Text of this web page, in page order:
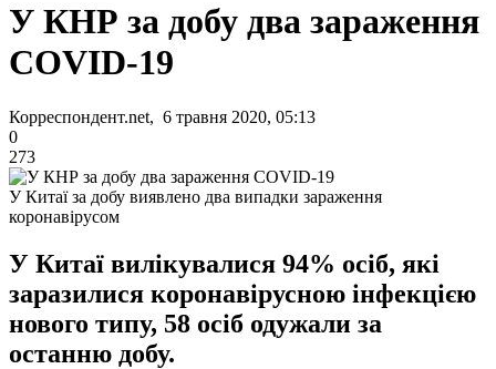
У КНР за добу два зараження
COVID-19
Корреспондент.net, 6 травня 2020, 05:13
0
273
У Китаї за добу виявлено два випадки зараження
коронавірусом
У Китаї вилікувалися 94% осіб, які
заразилися коронавірусною інфекцією
нового типу, 58 осіб одужали за
останню добу.